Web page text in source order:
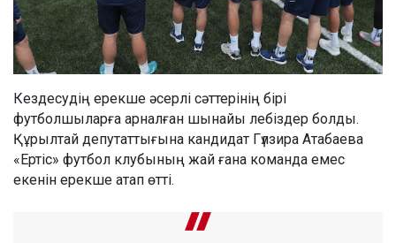
Кездесудің ерекше әсерлі сәттерінің бірі
футболшыларға арналған шынайы лебіздер болды.
Құрылтай депутаттығына кандидат Гүлзира Атабаева
«Ертіс» футбол клубының жай ғана команда емес
екенін ерекше атап өтті.